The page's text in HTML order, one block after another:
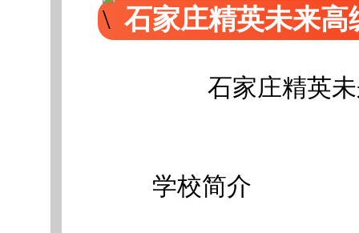
石家庄精英未来
石家庄精英
学校简介